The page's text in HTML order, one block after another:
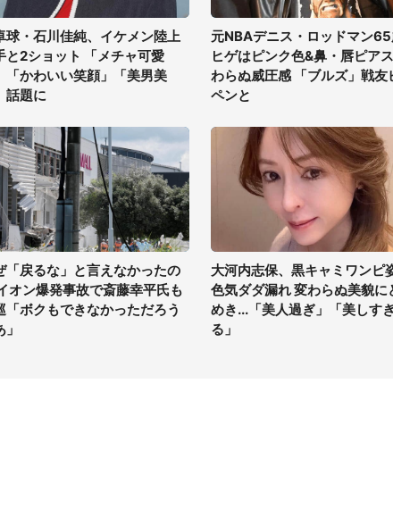
球・石川佳純、イケメン陸上
と2ショット 「メチャ可愛
「かわいい笑顔」「美男美
話題に
元NBAデニス・ロッドマン65
ヒゲはピンク色&鼻・唇ピア
わらぬ威圧感 「ブルズ」戦友
ペンと
「戻るな」と言えなかったの
オン爆発事故で斎藤幸平氏も
「ボクもできなかっただろう
大河内志保、黒キャミワンピ
色気ダダ漏れ 変わらぬ美貌に
めき...「美人過ぎ」「美しす
る」